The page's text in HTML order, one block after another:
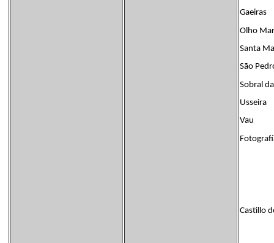
Gaeiras
Olho
Santa
São
Sobral
Usseira
Vau
Castillo